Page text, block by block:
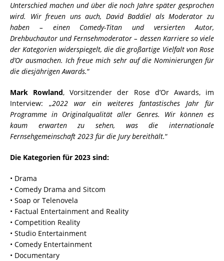
Unterschied machen und über die noch Jahre später gesprochen
wird. Wir freuen uns auch, David Baddiel als Moderator zu
haben – einen Comedy-Titan und versierten Autor,
Drehbuchautor und Fernsehmoderator – dessen Karriere so viele
der Kategorien widerspiegelt, die die großartige Vielfalt von Rose
d’Or ausmachen. Ich freue mich sehr auf die Nominierungen für
die diesjährigen Awards.“
Mark Rowland, Vorsitzender der Rose d’Or Awards, im
Interview: „2022 war ein weiteres fantastisches Jahr für
Programme in Originalqualität aller Genres. Wir können es
kaum erwarten zu sehen, was die internationale
Fernsehgemeinschaft 2023 für die Jury bereithält.“
Die Kategorien für 2023 sind:
• Drama
• Comedy Drama and Sitcom
• Soap or Telenovela
• Factual Entertainment and Reality
• Competition Reality
• Studio Entertainment
• Comedy Entertainment
• Documentary